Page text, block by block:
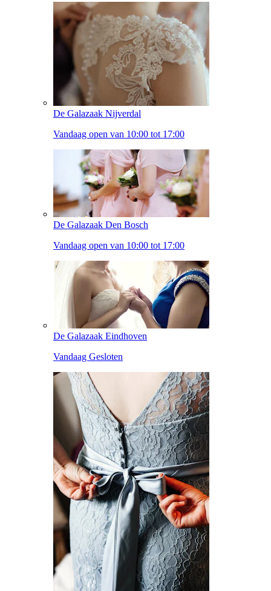
De Galazaak Nijverdal
Vandaag open van 10:00 tot 17:00
De Galazaak Den Bosch
Vandaag open van 10:00 tot 17:00
De Galazaak Eindhoven
Vandaag Gesloten